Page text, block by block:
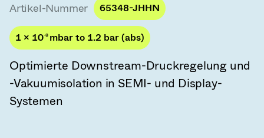
Vakuumventil-Technologie
Artikel-Nummer 65348-JHHN
1 × 10-8 mbar to 1.2 bar (abs)
Optimierte Downstream-Druckregelung und
-Vakuumisolation in SEMI- und Display-
Systemen